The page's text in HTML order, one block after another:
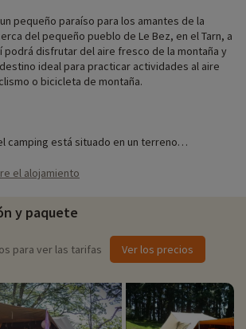
pequeño paraíso para los amantes de la
del pequeño pueblo de Le Bez, en el Tarn, a
podrá disfrutar del aire fresco de la montaña y
ideal para practicar actividades al aire
o bicicleta de montaña.
camping está situado en un terreno
un bloque sanitario en el centro del
tipos de alojamiento en unas sesenta
vacaciones totalmente desconectadas,
tiendas y caravanas son justo lo que busca. Si
y la modernidad, le recomendamos los
in situ
el alojamiento
y paquete
para ver las tarifas Ver los precios